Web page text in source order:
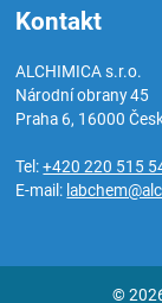
Kontakt
ALCHIMICA s.r.o.
Národní obrany 45
Praha 6, 16000
Tel:+420 220 515
E-mail:
©